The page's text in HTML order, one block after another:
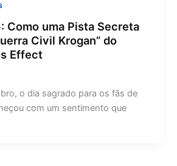
Como uma Pista Secreta
Civil Krogan” do
Effect
o dia sagrado para os fãs de
com um sentimento que